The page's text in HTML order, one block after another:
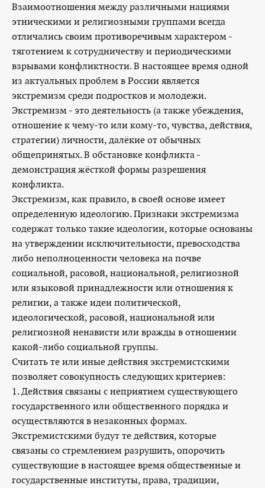
Взаимоотношения между различными нациями
этническими и религиозными группами всегда
отличались своим противоречивым характером -
тяготением к сотрудничеству и периодическими
взрывами конфликтности. В настоящее время одной
из актуальных проблем в России является
экстремизм среди подростков и молодежи.
Экстремизм - это деятельность (а также убеждения,
отношение к чему-то или кому-то, чувства, действия,
стратегии) личности, далёкие от обычных
общепринятых. В обстановке конфликта -
демонстрация жёсткой формы разрешения
конфликта.
Экстремизм, как правило, в своей основе имеет
определенную идеологию. Признаки экстремизма
содержат только такие идеологии, которые основаны
на утверждении исключительности, превосходства
либо неполноценности человека на почве
социальной, расовой, национальной, религиозной
или языковой принадлежности или отношения к
религии, а также идеи политической,
идеологической, расовой, национальной или
религиозной ненависти или вражды в отношении
какой-либо социальной группы.
Считать те или иные действия экстремистскими
позволяет совокупность следующих критериев:
1. Действия связаны с неприятием существующего
государственного или общественного порядка и
осуществляются в незаконных формах.
Экстремистскими будут те действия, которые
связаны со стремлением разрушить, опорочить
существующие в настоящее время общественные и
государственные институты, права, традиции,